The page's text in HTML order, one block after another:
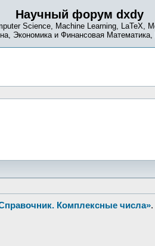
Научный форум dxdy
Science, Machine Learning, LaTeX,
Экономика и Финансовая Математика,
Комплексные числа».